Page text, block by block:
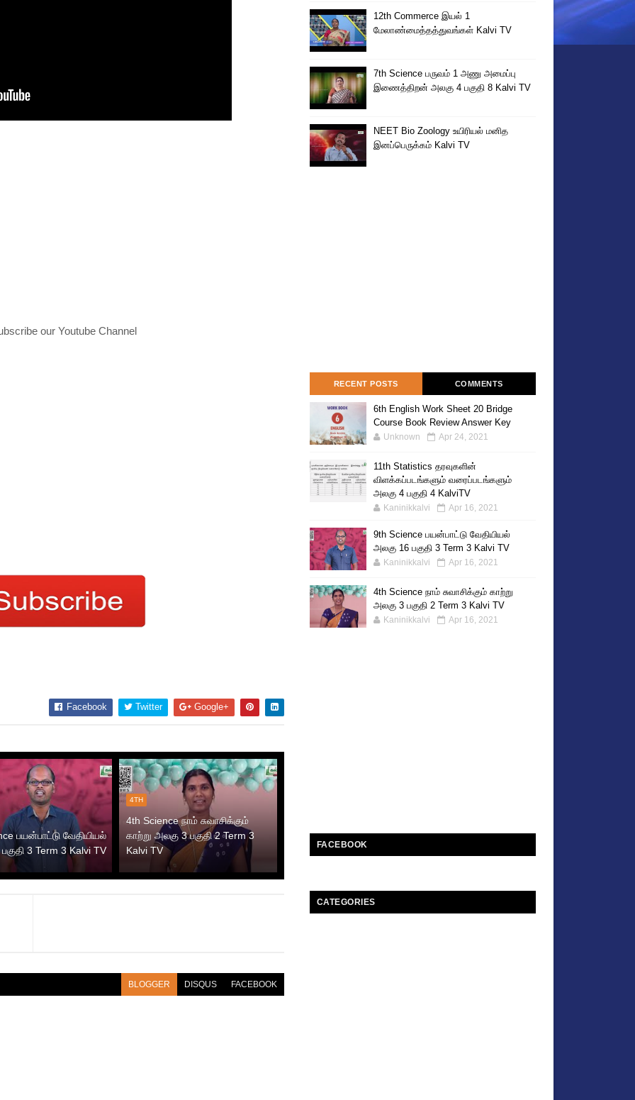
our Youtube Channel
Facebook Twitter Google+
பயன்பாட்டு வேதியியல்
3 Term 3 Kalvi TV
4TH
4th Science நாம் சுவாசிக்கும்
காற்று அலகு 3 பகுதி 2 Term 3
Kalvi TV
BLOGGER DISQUS FACEBOOK
12th Commerce இயல் 1
மேலாண்மைத்தத்துவங்கள் Kalvi TV
7th Science பருவம் 1 அணு அமைப்பு
இணைத்திறன் அலகு 4 பகுதி 8 Kalvi TV
NEET Bio Zoology உயிரியல் மனித
இனப்பெருக்கம் Kalvi TV
RECENT POSTS COMMENTS
6th English Work Sheet 20 Bridge
Course Book Review Answer Key
Unknown Apr 24, 2021
11th Statistics தரவுகளின்
விளக்கப்படங்களும் வரைப்படங்களும்
அலகு 4 பகுதி 4 KalviTV
Kaninikkalvi Apr 16, 2021
9th Science பயன்பாட்டு வேதியியல்
அலகு 16 பகுதி 3 Term 3 Kalvi TV
Kaninikkalvi Apr 16, 2021
4th Science நாம் சுவாசிக்கும் காற்று
அலகு 3 பகுதி 2 Term 3 Kalvi TV
Kaninikkalvi Apr 16, 2021
FACEBOOK
CATEGORIES